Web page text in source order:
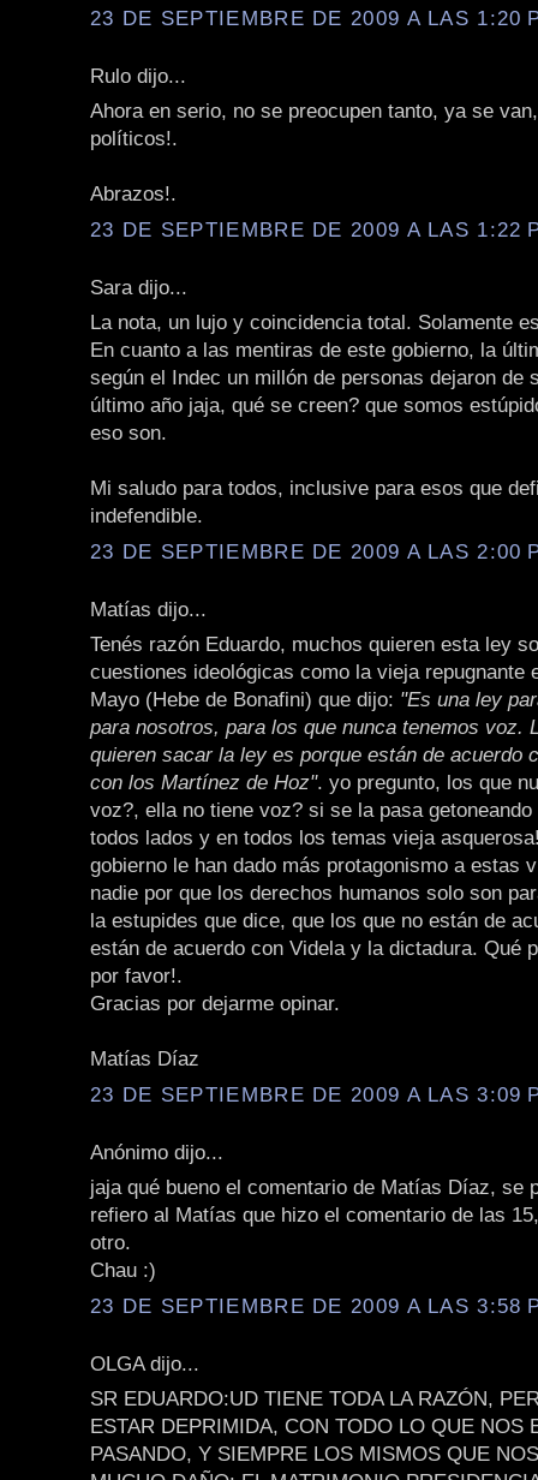
23 DE SEPTIEMBRE DE 2009 A LAS 1:20
Rulo dijo...
Ahora en serio, no se preocupen tanto, ya se
políticos!.
Abrazos!.
23 DE SEPTIEMBRE DE 2009 A LAS 1:22
Sara dijo...
La nota, un lujo y coincidencia total. Solamente
En cuanto a las mentiras de este gobierno, la
según el Indec un millón de personas dejaron de
último año jaja, qué se creen? que somos
eso son.
Mi saludo para todos, inclusive para esos que
indefendible.
23 DE SEPTIEMBRE DE 2009 A LAS 2:00
Matías dijo...
Tenés razón Eduardo, muchos quieren esta ley
cuestiones ideológicas como la vieja repugnante
Mayo (Hebe de Bonafini) que dijo: "Es una ley
para nosotros, para los que nunca tenemos voz.
quieren sacar la ley es porque están de acuerdo
con los Martínez de Hoz". yo pregunto, los que
voz?, ella no tiene voz? si se la pasa
todos lados y en todos los temas vieja
gobierno le han dado más protagonismo a estas
nadie por que los derechos humanos solo son
la estupides que dice, que los que no están de
están de acuerdo con Videla y la dictadura. Qué
por favor!.
Gracias por dejarme opinar.
Matías Díaz
23 DE SEPTIEMBRE DE 2009 A LAS 3:09
Anónimo dijo...
jaja qué bueno el comentario de Matías Díaz, se
refiero al Matías que hizo el comentario de las
otro.
Chau :)
23 DE SEPTIEMBRE DE 2009 A LAS 3:58
OLGA dijo...
SR EDUARDO:UD TIENE TODA LA RAZÓN,
ESTAR DEPRIMIDA, CON TODO LO QUE NOS
PASANDO, Y SIEMPRE LOS MISMOS QUE